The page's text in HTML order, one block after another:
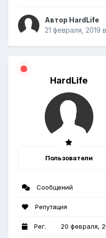
Автор HardLife
21 февраля, 2019 в
HardLife
Пользователи
Сообщений
Репутация
Рег. 20 февраля,